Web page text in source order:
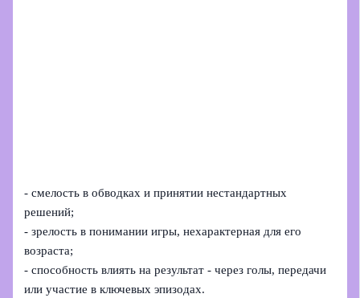
- смелость в обводках и принятии нестандартных
решений;
- зрелость в понимании игры, нехарактерная для его
возраста;
- способность влиять на результат - через голы, передачи
или участие в ключевых эпизодах.